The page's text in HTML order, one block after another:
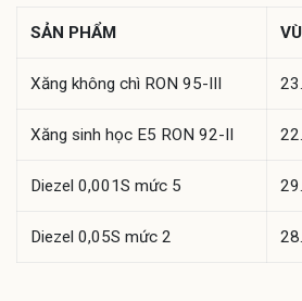
SẢN PHẨM
Xăng không chì RON 95-III
Xăng sinh học E5 RON 92-II
Diezel 0,001S mức 5
Diezel 0,05S mức 2